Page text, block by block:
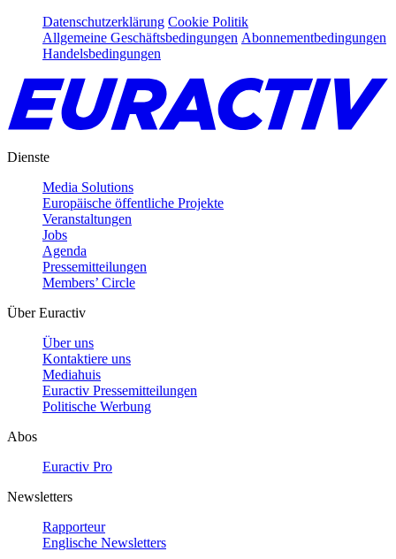
Datenschutzerklärung Cookie Politik
Allgemeine Geschäftsbedingungen Abonnementbedingungen
Handelsbedingungen
Dienste
Media Solutions
Europäische öffentliche Projekte
Veranstaltungen
Jobs
Agenda
Pressemitteilungen
Members’ Circle
Über Euractiv
Über uns
Kontaktiere uns
Mediahuis
Euractiv Pressemitteilungen
Politische Werbung
Abos
Euractiv Pro
Newsletters
Rapporteur
Englische Newsletters